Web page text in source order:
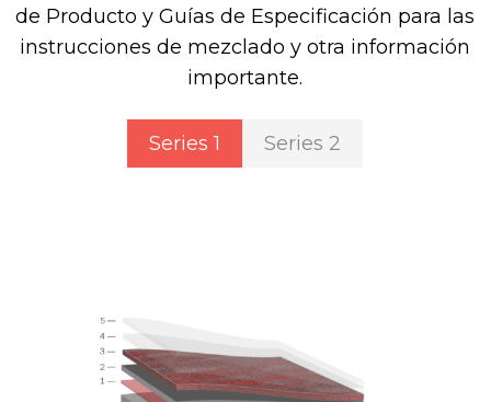
de Producto y Guías de Especificación para las
instrucciones de mezclado y otra información
importante.
Series 1 Series 2